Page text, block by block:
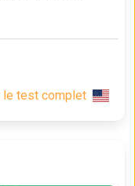
le test complet